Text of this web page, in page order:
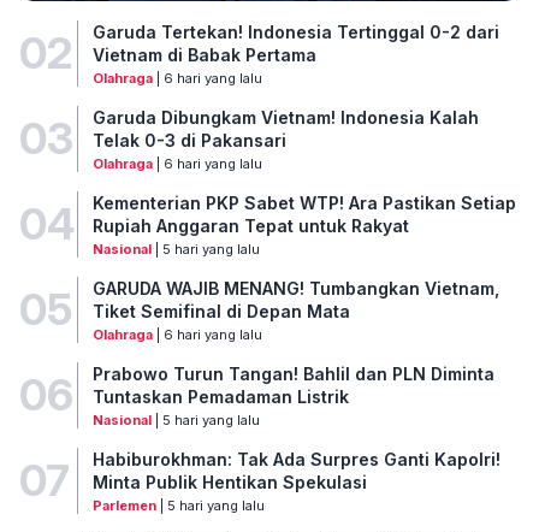
02
Garuda Tertekan! Indonesia Tertinggal 0-2 dari
Vietnam di Babak Pertama
Olahraga| 6 hari yang lalu
03
Garuda Dibungkam Vietnam! Indonesia Kalah
Telak 0-3 di Pakansari
Olahraga| 6 hari yang lalu
04
Kementerian PKP Sabet WTP! Ara Pastikan Setiap
Rupiah Anggaran Tepat untuk Rakyat
Nasional| 5 hari yang lalu
05
GARUDA WAJIB MENANG! Tumbangkan Vietnam,
Tiket Semifinal di Depan Mata
Olahraga| 6 hari yang lalu
06
Prabowo Turun Tangan! Bahlil dan PLN Diminta
Tuntaskan Pemadaman Listrik
Nasional| 5 hari yang lalu
07
Habiburokhman: Tak Ada Surpres Ganti Kapolri!
Minta Publik Hentikan Spekulasi
Parlemen| 5 hari yang lalu